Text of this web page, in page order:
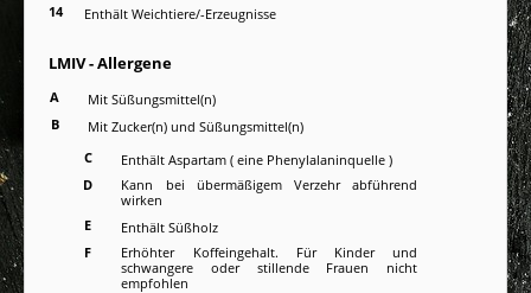
14
Enthält Weichtiere/-Erzeugnisse
LMIV - Allergene
A
Mit Süßungsmittel(n)
B
Mit Zucker(n) und Süßungsmittel(n)
C
Enthält Aspartam ( eine Phenylalaninquelle )
D
Kann bei übermäßigem Verzehr abführend
wirken
E
Enthält Süßholz
F
Erhöhter Koffeingehalt. Für Kinder und
schwangere oder stillende Frauen nicht
empfohlen